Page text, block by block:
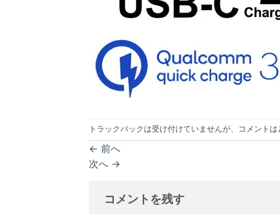
トラックバックは受け付けていませんが、 コメントは
← 前へ
次へ →
コメントを残す